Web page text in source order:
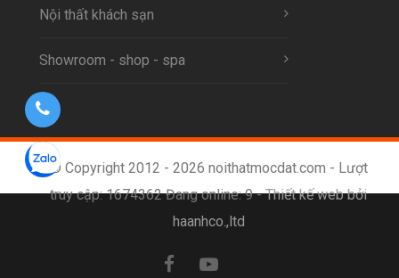
Nội thất khách sạn
Showroom - shop - spa
© Copyright 2012 - 2026 noithatmocdat.com - Lượt
truy cập: 1674362 Đang online: 9 -Thiết kế web bởi
haanhco.,ltd